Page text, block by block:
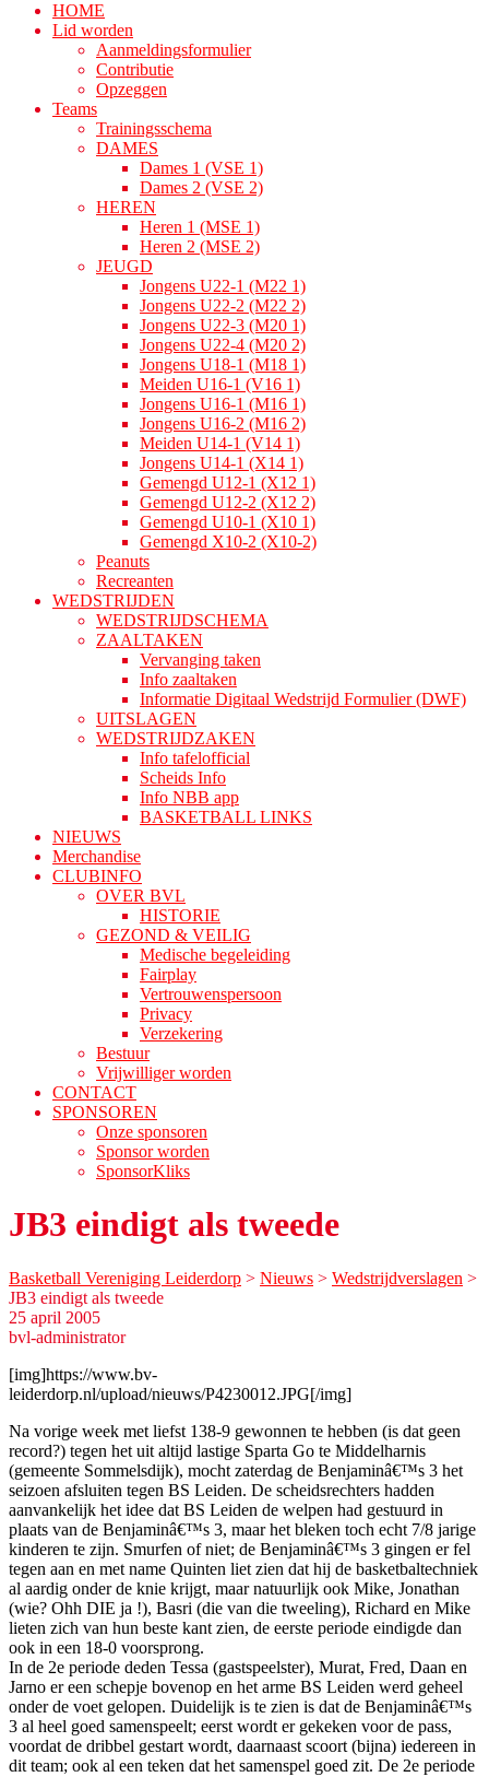
HOME
Lid worden
Aanmeldingsformulier
Contributie
Opzeggen
Teams
Trainingsschema
DAMES
Dames 1 (VSE 1)
Dames 2 (VSE 2)
HEREN
Heren 1 (MSE 1)
Heren 2 (MSE 2)
JEUGD
Jongens U22-1 (M22 1)
Jongens U22-2 (M22 2)
Jongens U22-3 (M20 1)
Jongens U22-4 (M20 2)
Jongens U18-1 (M18 1)
Meiden U16-1 (V16 1)
Jongens U16-1 (M16 1)
Jongens U16-2 (M16 2)
Meiden U14-1 (V14 1)
Jongens U14-1 (X14 1)
Gemengd U12-1 (X12 1)
Gemengd U12-2 (X12 2)
Gemengd U10-1 (X10 1)
Gemengd X10-2 (X10-2)
Peanuts
Recreanten
WEDSTRIJDEN
WEDSTRIJDSCHEMA
ZAALTAKEN
Vervanging taken
Info zaaltaken
Informatie Digitaal Wedstrijd Formulier (DWF)
UITSLAGEN
WEDSTRIJDZAKEN
Info tafelofficial
Scheids Info
Info NBB app
BASKETBALL LINKS
NIEUWS
Merchandise
CLUBINFO
OVER BVL
HISTORIE
GEZOND & VEILIG
Medische begeleiding
Fairplay
Vertrouwenspersoon
Privacy
Verzekering
Bestuur
Vrijwilliger worden
CONTACT
SPONSOREN
Onze sponsoren
Sponsor worden
SponsorKliks
JB3 eindigt als tweede
Basketball Vereniging Leiderdorp > Nieuws > Wedstrijdverslagen >
JB3 eindigt als tweede
25 april 2005
bvl-administrator
[img]https://www.bv-
leiderdorp.nl/upload/nieuws/P4230012.JPG[/img]
Na vorige week met liefst 138-9 gewonnen te hebben (is dat geen
record?) tegen het uit altijd lastige Sparta Go te Middelharnis
(gemeente Sommelsdijk), mocht zaterdag de Benjaminâ€™s 3 het
seizoen afsluiten tegen BS Leiden. De scheidsrechters hadden
aanvankelijk het idee dat BS Leiden de welpen had gestuurd in
plaats van de Benjaminâ€™s 3, maar het bleken toch echt 7/8 jarige
kinderen te zijn. Smurfen of niet; de Benjaminâ€™s 3 gingen er fel
tegen aan en met name Quinten liet zien dat hij de basketbaltechniek
al aardig onder de knie krijgt, maar natuurlijk ook Mike, Jonathan
(wie? Ohh DIE ja !), Basri (die van die tweeling), Richard en Mike
lieten zich van hun beste kant zien, de eerste periode eindigde dan
ook in een 18-0 voorsprong.
In de 2e periode deden Tessa (gastspeelster), Murat, Fred, Daan en
Jarno er een schepje bovenop en het arme BS Leiden werd geheel
onder de voet gelopen. Duidelijk is te zien is dat de Benjaminâ€™s
3 al heel goed samenspeelt; eerst wordt er gekeken voor de pass,
voordat de dribbel gestart wordt, daarnaast scoort (bijna) iedereen in
dit team; ook al een teken dat het samenspel goed zit. De 2e periode